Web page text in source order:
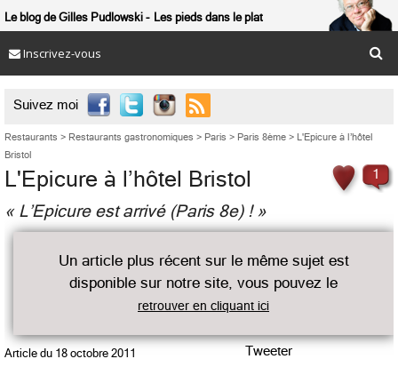
Le blog de Gilles Pudlowski Les pieds dans le plat
Inscrivez-vous
Suivez moi 
Restaurants > Restaurants gastronomiques > Paris > Paris 8ème > L'Epicure à l’hôtel
Bristol
1
L'Epicure à l’hôtel Bristol
« L’Epicure est arrivé (Paris 8e) ! »
Un article plus récent sur le même sujet est
disponible sur notre site, vous pouvez le
retrouver en cliquant ici
Article du 18 octobre 2011 Tweeter